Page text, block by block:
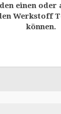
einen oder
Werkstoff
können.